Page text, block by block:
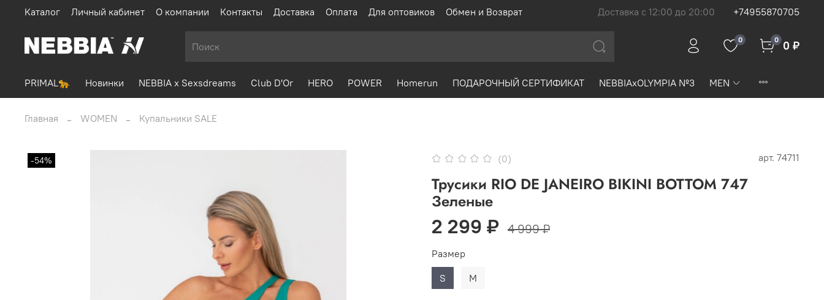
Каталог Личный кабинет О компании Контакты Доставка Оплата Для оптовиков Обмен и Возврат Доставка с 12:00 до 20:00 +74955870705
0 0 0 ₽
PRIMAL🐆 Новинки NEBBIA x Sexsdreams Club D'Or HERO POWER Homerun ПОДАРОЧНЫЙ СЕРТИФИКАТ NEBBIAxOLYMPIA №3 MEN
Главная WOMEN Купальники SALE
-54% (0) арт. 74711
Трусики RIO DE JANEIRO BIKINI BOTTOM 747
Зеленые
2 299 ₽ 4 999 ₽
Размер
S
M